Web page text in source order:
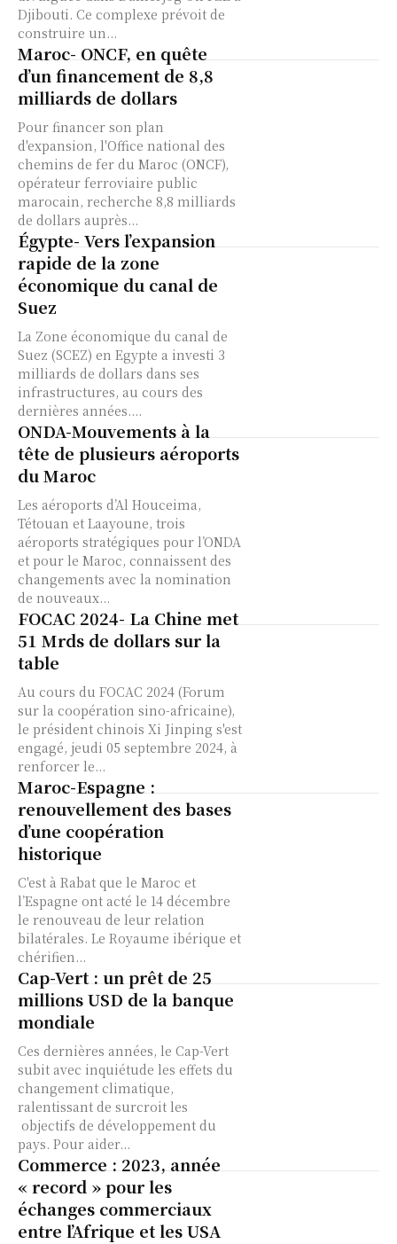
Djibouti. Ce complexe prévoit de
construire un...
Maroc- ONCF, en quête
d’un financement de 8,8
milliards de dollars
Pour financer son plan
d'expansion, l'Office national des
chemins de fer du Maroc (ONCF),
opérateur ferroviaire public
marocain, recherche 8,8 milliards
de dollars auprès...
Égypte- Vers l’expansion
rapide de la zone
économique du canal de
Suez
La Zone économique du canal de
Suez (SCEZ) en Egypte a investi 3
milliards de dollars dans ses
infrastructures, au cours des
dernières années....
ONDA-Mouvements à la
tête de plusieurs aéroports
du Maroc
Les aéroports d’Al Houceima,
Tétouan et Laayoune, trois
aéroports stratégiques pour l’ONDA
et pour le Maroc, connaissent des
changements avec la nomination
de nouveaux...
FOCAC 2024- La Chine met
51 Mrds de dollars sur la
table
Au cours du FOCAC 2024 (Forum
sur la coopération sino-africaine),
le président chinois Xi Jinping s'est
engagé, jeudi 05 septembre 2024, à
renforcer le...
Maroc-Espagne :
renouvellement des bases
d’une coopération
historique
C'est à Rabat que le Maroc et
l’Espagne ont acté le 14 décembre
le renouveau de leur relation
bilatérales. Le Royaume ibérique et
chérifien...
Cap-Vert : un prêt de 25
millions USD de la banque
mondiale
Ces dernières années, le Cap-Vert
subit avec inquiétude les effets du
changement climatique,
ralentissant de surcroit les
objectifs de développement du
pays. Pour aider...
Commerce : 2023, année
« record » pour les
échanges commerciaux
entre l’Afrique et les USA